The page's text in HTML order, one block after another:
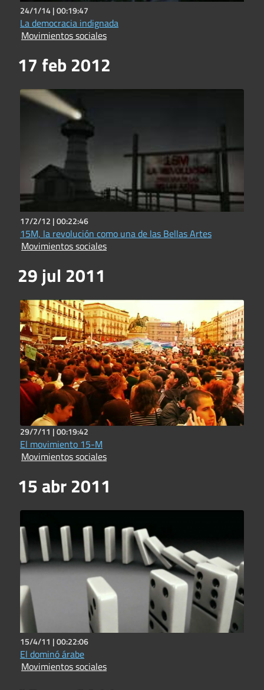
24/1/14 |00:19:47
La democracia indignada
Movimientos sociales
17 feb 2012
17/2/12 |00:22:46
15M, la revolución como una de las Bellas Artes
Movimientos sociales
29 jul 2011
29/7/11 |00:19:42
El movimiento 15-M
Movimientos sociales
15 abr 2011
15/4/11 |00:22:06
El dominó árabe
Movimientos sociales